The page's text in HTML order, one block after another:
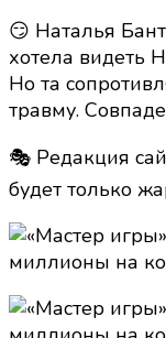
😏 Наталья
хотела видеть
Но та
травму.
🎭 Редакция
будет только